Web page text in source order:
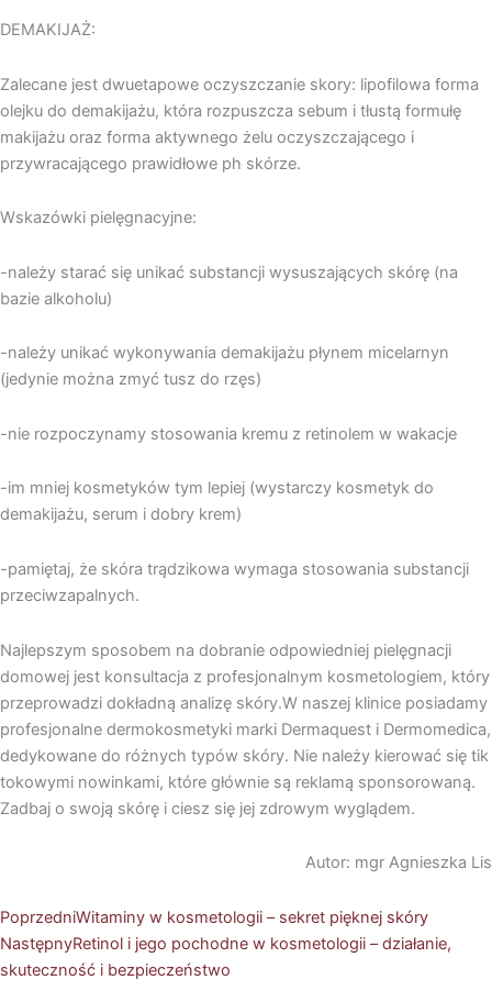
DEMAKIJAŻ:
Zalecane jest dwuetapowe oczyszczanie skory: lipofilowa forma
olejku do demakijażu, która rozpuszcza sebum i tłustą formułę
makijażu oraz forma aktywnego żelu oczyszczającego i
przywracającego prawidłowe ph skórze.
Wskazówki pielęgnacyjne:
-należy starać się unikać substancji wysuszających skórę (na
bazie alkoholu)
-należy unikać wykonywania demakijażu płynem micelarnyn
(jedynie można zmyć tusz do rzęs)
-nie rozpoczynamy stosowania kremu z retinolem w wakacje
-im mniej kosmetyków tym lepiej (wystarczy kosmetyk do
demakijażu, serum i dobry krem)
-pamiętaj, że skóra trądzikowa wymaga stosowania substancji
przeciwzapalnych.
Najlepszym sposobem na dobranie odpowiedniej pielęgnacji
domowej jest konsultacja z profesjonalnym kosmetologiem, który
przeprowadzi dokładną analizę skóry.W naszej klinice posiadamy
profesjonalne dermokosmetyki marki Dermaquest i Dermomedica,
dedykowane do różnych typów skóry. Nie należy kierować się tik
tokowymi nowinkami, które głównie są reklamą sponsorowaną.
Zadbaj o swoją skórę i ciesz się jej zdrowym wyglądem.
Autor: mgr Agnieszka Lis
Prev
PoprzedniWitaminy w kosmetologii – sekret pięknej skóry
NastępnyRetinol i jego pochodne w kosmetologii – działanie,
skuteczność i bezpieczeństwo
Następny